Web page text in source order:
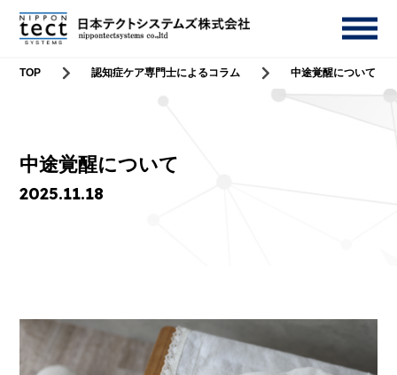
TOP 認知症ケア専門士によるコラム 中途覚醒について
中途覚醒について
2025.11.18